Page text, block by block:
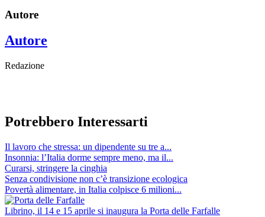
Autore
Autore
Redazione
Potrebbero Interessarti
Il lavoro che stressa: un dipendente su tre a...
Insonnia: l’Italia dorme sempre meno, ma il...
Curarsi, stringere la cinghia
Senza condivisione non c’è transizione ecologica
Povertà alimentare, in Italia colpisce 6 milioni...
Librino, il 14 e 15 aprile si inaugura la Porta delle Farfalle